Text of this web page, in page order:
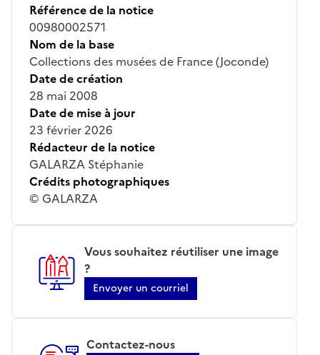
Référence de la notice
00980002571
Nom de la base
Collections des musées de France (Joconde)
Date de création
28 mai 2008
Date de mise à jour
23 février 2026
Rédacteur de la notice
GALARZA Stéphanie
Crédits photographiques
© GALARZA
Vous souhaitez réutiliser une image
?
Envoyer un courriel
Contactez-nous